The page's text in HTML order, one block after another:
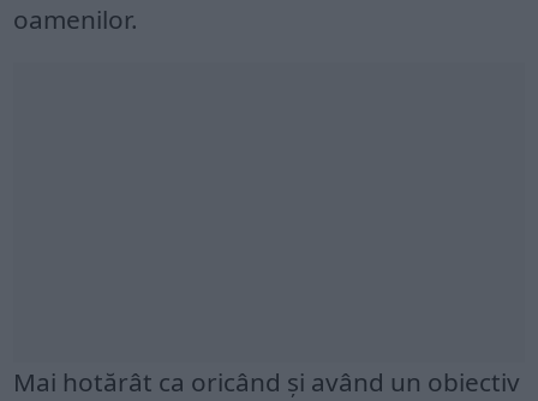
oamenilor.
Mai hotărât ca oricând și având un obiectiv